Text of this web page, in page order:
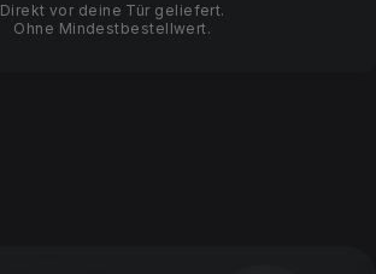
Direkt vor deine Tür geliefert.
Ohne Mindestbestellwert.